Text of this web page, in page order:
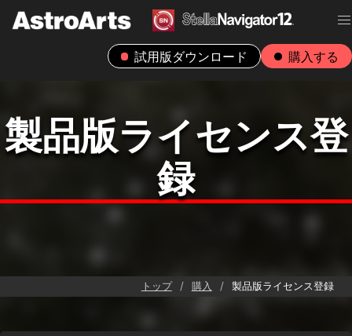
試用版ダウンロード 購入する
製品版ライセンス登
録
トップ 購入 製品版ライセンス登録